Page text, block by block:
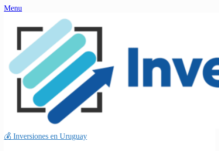
Skip
content
Menu
💰 Inversiones en Uruguay